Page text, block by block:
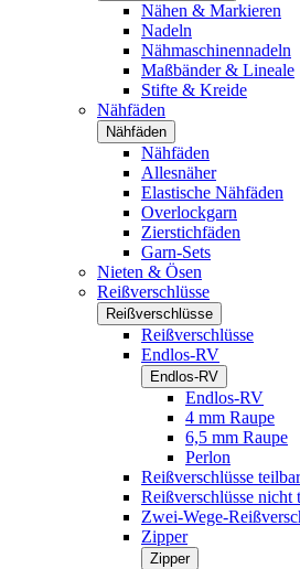
Nähen & Markieren
Nadeln
Nähmaschinennadeln
Maßbänder & Lineale
Stifte & Kreide
Nähfäden
Nähfäden
Nähfäden
Allesnäher
Elastische Nähfäden
Overlockgarn
Zierstichfäden
Garn-Sets
Nieten & Ösen
Reißverschlüsse
Reißverschlüsse
Reißverschlüsse
Endlos-RV
Endlos-RV
Endlos-RV
4 mm Raupe
6,5 mm Raupe
Perlon
Reißverschlüsse teilbar
Reißverschlüsse nicht
Zwei-Wege-
Zipper
Zipper